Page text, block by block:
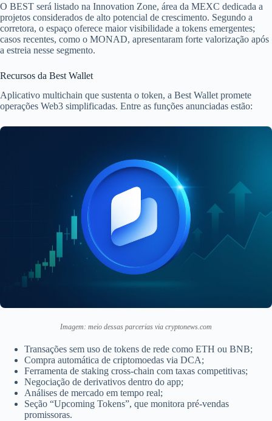
O BEST será listado na Innovation Zone, área da MEXC dedicada a
projetos considerados de alto potencial de crescimento. Segundo a
corretora, o espaço oferece maior visibilidade a tokens emergentes;
casos recentes, como o MONAD, apresentaram forte valorização após
a estreia nesse segmento.
Recursos da Best Wallet
Aplicativo multichain que sustenta o token, a Best Wallet promete
operações Web3 simplificadas. Entre as funções anunciadas estão:
Imagem: meio dessas parcerias via cryptonews.com
Transações sem uso de tokens de rede como ETH ou BNB;
Compra automática de criptomoedas via DCA;
Ferramenta de staking cross-chain com taxas competitivas;
Negociação de derivativos dentro do app;
Análises de mercado em tempo real;
Seção “Upcoming Tokens”, que monitora pré-vendas
promissoras.